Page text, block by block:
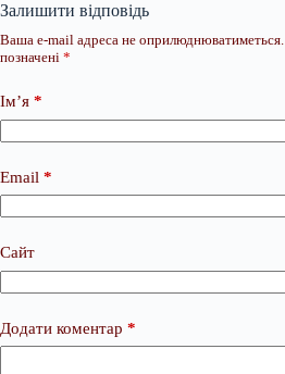
Залишити відповідь
Ваша e-mail адреса не оприлюднюватиметься.
позначені *
Ім’я *
Email *
Сайт
Додати коментар *